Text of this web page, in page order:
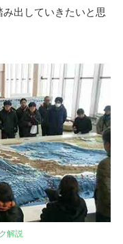
出していきたいと思
解説